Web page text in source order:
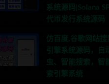
系统源码|Solana
代币发行系统源码
仿百度,谷歌网站搜
引擎系统源码，自
虫、智能搜索，智
索引擎系统